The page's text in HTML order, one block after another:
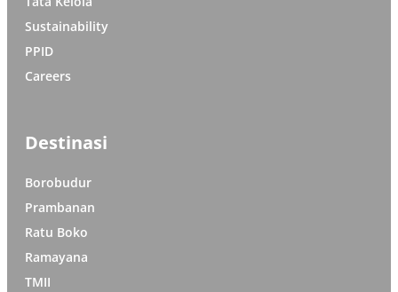
Sustainability
PPID
Careers
Destinasi
Borobudur
Prambanan
Ratu Boko
Ramayana
TMII